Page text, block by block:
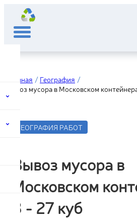
Главная
География
Вывоз мусора в Московском
ГЕОГРАФИЯ РАБОТ
Вывоз мусора в
Московском
8 - 27 куб